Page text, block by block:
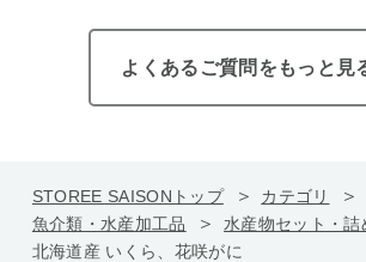
よくあるご質問をもっと見
STOREE SAISONトップ カテゴリ
魚介類・水産加工品
水産物セット・詰
北海道産 いくら、花咲がに